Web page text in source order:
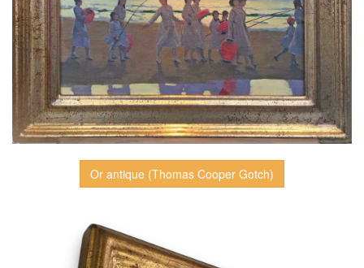
Or antique (Thomas Cooper Gotch)